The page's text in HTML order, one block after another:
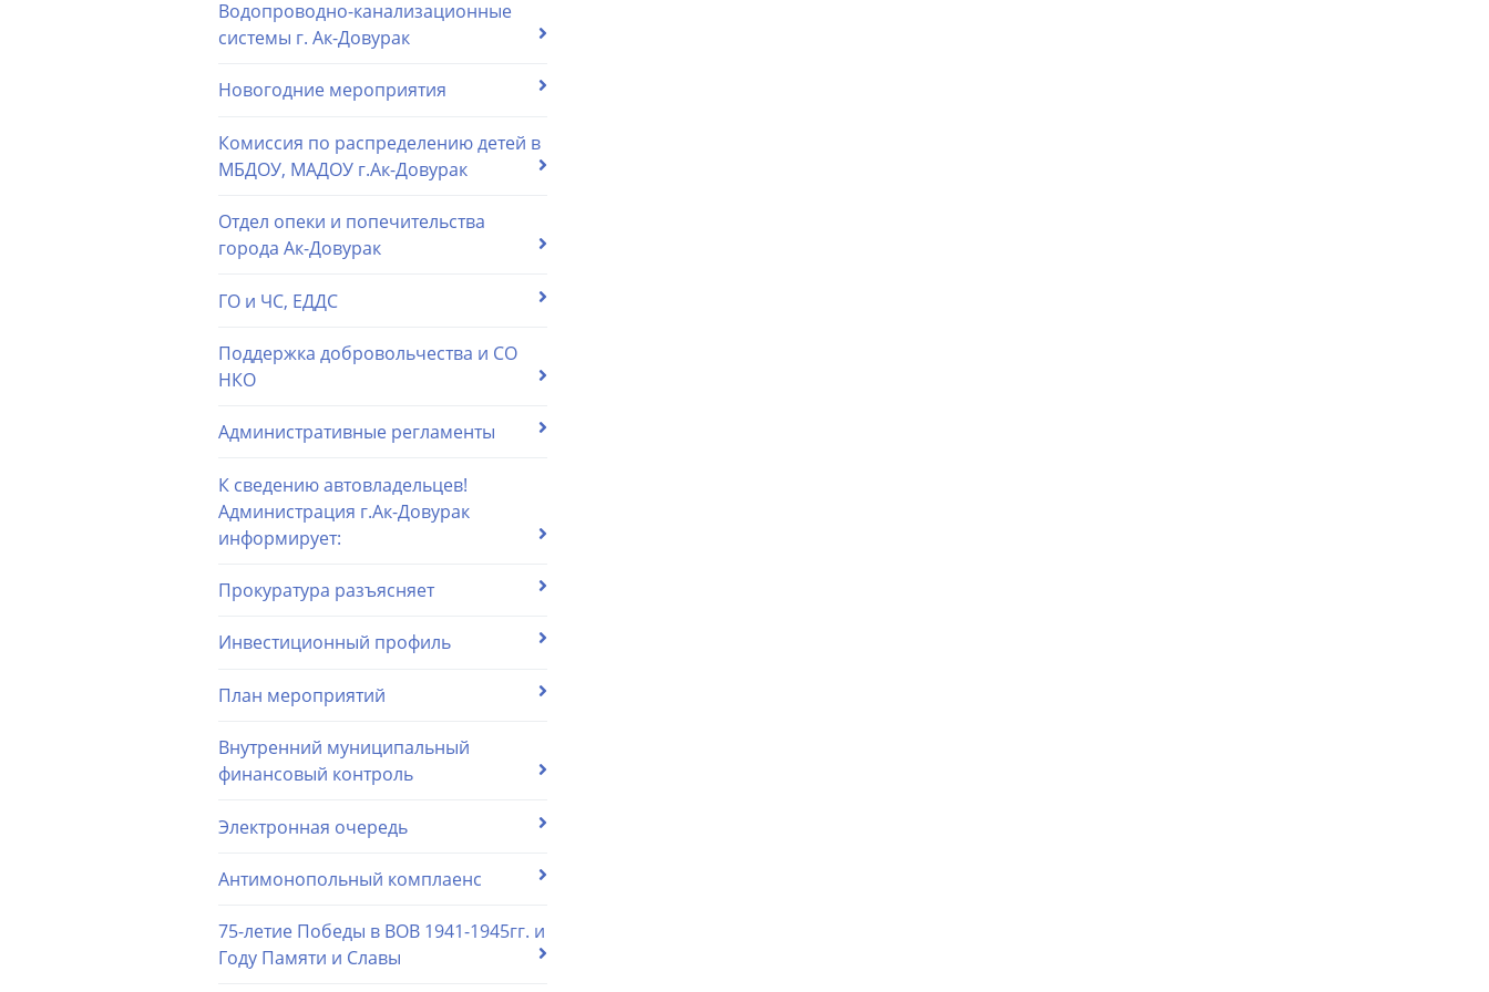
Водопроводно-канализационные
системы г. Ак-Довурак
Новогодние мероприятия
Комиссия по распределению детей в
МБДОУ, МАДОУ г.Ак-Довурак
Отдел опеки и попечительства
города Ак-Довурак
ГО и ЧС, ЕДДС
Поддержка добровольчества и СО
НКО
Административные регламенты
К сведению автовладельцев!
Администрация г.Ак-Довурак
информирует:
Прокуратура разъясняет
Инвестиционный профиль
План мероприятий
Внутренний муниципальный
финансовый контроль
Электронная очередь
Антимонопольный комплаенс
75-летие Победы в ВОВ 1941-1945гг. и
Году Памяти и Славы